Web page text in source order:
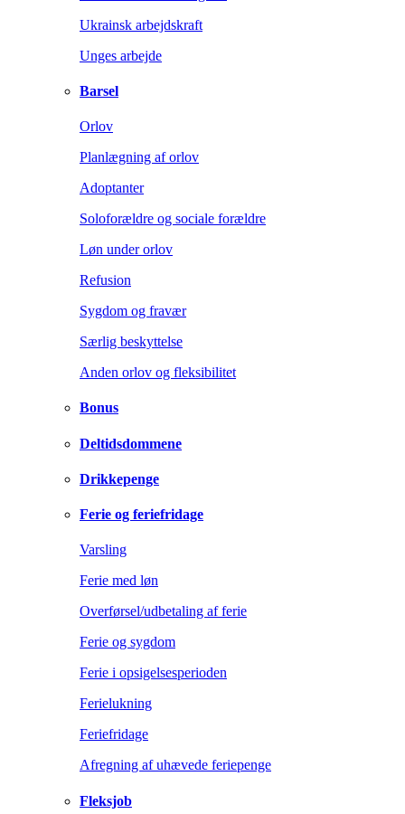
Ukrainsk arbejdskraft
Unges arbejde
Barsel
Orlov
Planlægning af orlov
Adoptanter
Soloforældre og sociale forældre
Løn under orlov
Refusion
Sygdom og fravær
Særlig beskyttelse
Anden orlov og fleksibilitet
Bonus
Deltidsdommene
Drikkepenge
Ferie og feriefridage
Varsling
Ferie med løn
Overførsel/udbetaling af ferie
Ferie og sygdom
Ferie i opsigelsesperioden
Ferielukning
Feriefridage
Afregning af uhævede feriepenge
Fleksjob